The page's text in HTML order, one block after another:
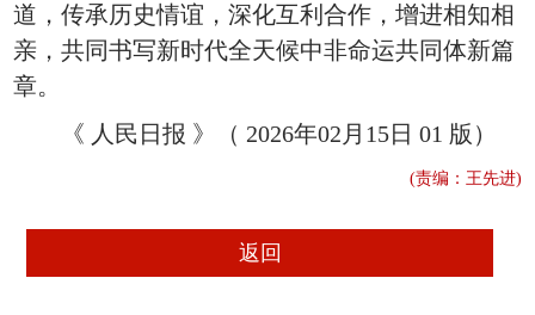
道，传承历史情谊，深化互利合作，增进相知相
亲，共同书写新时代全天候中非命运共同体新篇
章。
《 人民日报 》（ 2026年02月15日 01 版）
(责编：王先进)